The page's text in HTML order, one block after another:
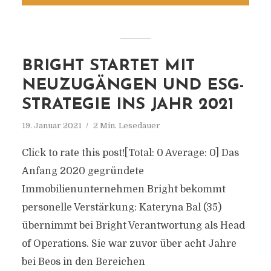
BRIGHT STARTET MIT
NEUZUGÄNGEN UND ESG-
STRATEGIE INS JAHR 2021
19. Januar 2021 2 Min. Lesedauer
Click to rate this post![Total: 0 Average: 0] Das
Anfang 2020 gegründete
Immobilienunternehmen Bright bekommt
personelle Verstärkung: Kateryna Bal (35)
übernimmt bei Bright Verantwortung als Head
of Operations. Sie war zuvor über acht Jahre
bei Beos in den Bereichen